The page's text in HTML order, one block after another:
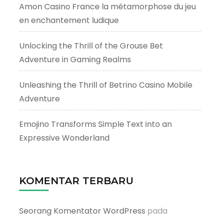
Amon Casino France la métamorphose du jeu
en enchantement ludique
Unlocking the Thrill of the Grouse Bet
Adventure in Gaming Realms
Unleashing the Thrill of Betrino Casino Mobile
Adventure
Emojino Transforms Simple Text into an
Expressive Wonderland
KOMENTAR TERBARU
Seorang Komentator WordPress pada